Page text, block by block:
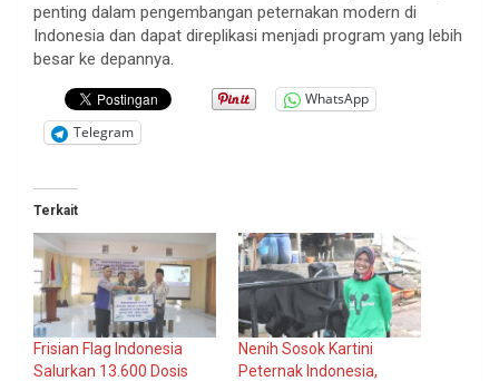
penting dalam pengembangan peternakan modern di
Indonesia dan dapat direplikasi menjadi program yang lebih
besar ke depannya.
WhatsApp
Telegram
Terkait
Frisian Flag Indonesia
Salurkan 13.600 Dosis
Nenih Sosok Kartini
Peternak Indonesia,